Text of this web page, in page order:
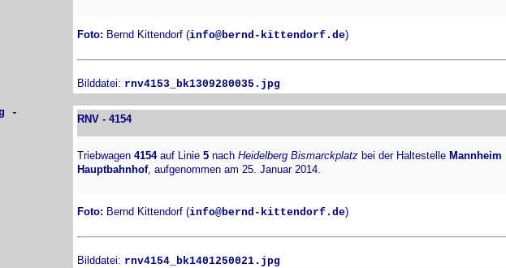
Foto: Bernd Kittendorf (info@bernd-kittendorf.de)
Bilddatei: rnv4153_bk1309280035.jpg
RNV - 4154
Triebwagen 4154auf Linie 5 nach Heidelberg Bismarckplatz bei der Haltestelle Mannheim
Hauptbahnhof, aufgenommen am 25. Januar 2014.
Foto: Bernd Kittendorf (info@bernd-kittendorf.de)
Bilddatei: rnv4154_bk1401250021.jpg